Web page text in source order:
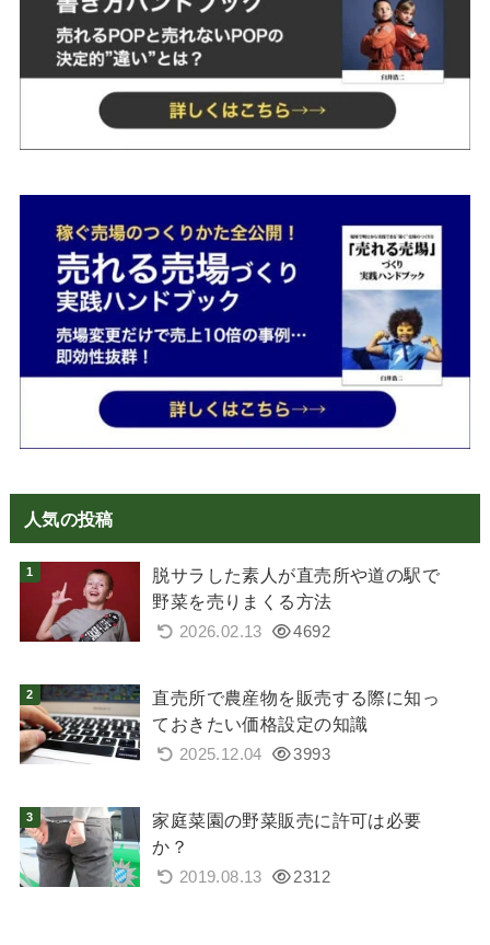
人気の投稿
脱サラした素人が直売所や道の駅で
野菜を売りまくる方法
2026.02.13 4692
直売所で農産物を販売する際に知っ
ておきたい価格設定の知識
2025.12.04 3993
家庭菜園の野菜販売に許可は必要
か？
2019.08.13 2312